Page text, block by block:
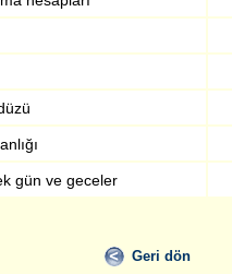
gün ve geceler
Geri dön